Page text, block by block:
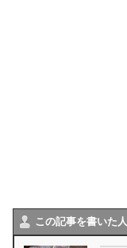
この記事を書いた人